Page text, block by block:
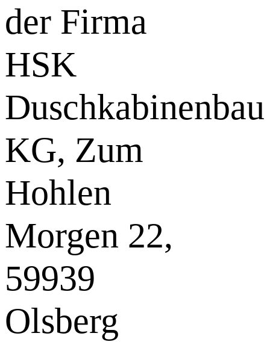
der Firma
HSK
Duschkabinenbau
KG, Zum
Hohlen
Morgen 22,
59939
Olsberg